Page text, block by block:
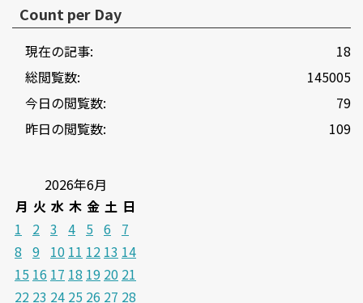
Count per Day
18
現在の記事:
145005
総閲覧数:
79
今日の閲覧数:
109
昨日の閲覧数:
2026年6月
月 火 水 木 金 土 日
1
2 3 4 5 6
7
8 9 10 11 12 13 14
15 16 17 18 19 20 21
22 23 24 25 26 27 28